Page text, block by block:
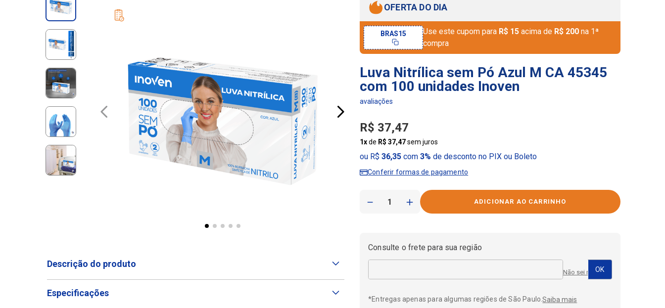
Descrição do produto
Especificações
OFERTA DO DIA
Use este cupom para R$ 15 acima de R$ 200 na 1ª
compra
BRAS15
Luva Nitrílica sem Pó Azul M CA 45345
com 100 unidades Inoven
R$ 37,47
1xde R$ 37,47sem juros
ou R$36,35 com3% de desconto no PIX ou Boleto
Conferir formas de pagamento
＋
－
Consulte o frete para sua região
Não sei meu CEP
*Entregas apenas para algumas regiões de São Paulo.Saiba mais